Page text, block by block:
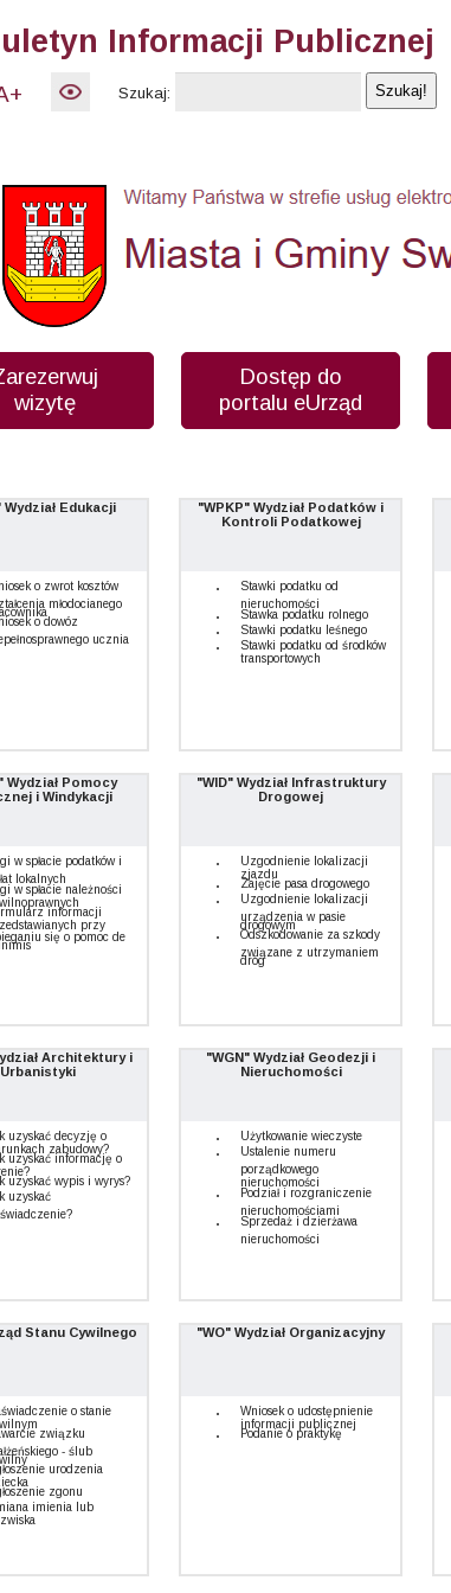
Informacji Publicznej
Szukaj:
wizytę
Dostęp do
portalu eUrząd
Wydział Edukacji
o zwrot kosztów
młodocianego
o dowóz
ucznia
"WPKP" Wydział Podatków i
Kontroli Podatkowej
Stawki podatku od
nieruchomości
Stawka podatku rolnego
Stawki podatku leśnego
Stawki podatku od środków
transportowych
Wydział Pomocy
i Windykacji
w spłacie podatków i
lokalnych
w spłacie należności
informacji
przy
się o pomoc de
"WID" Wydział Infrastruktury
Drogowej
Uzgodnienie lokalizacji
zjazdu
Zajęcie pasa drogowego
Uzgodnienie lokalizacji
urządzenia w pasie
drogowym
Odszkodowanie za szkody
związane z utrzymaniem
dróg
Architektury i
Urbanistyki
uzyskać decyzję o
zabudowy?
uzyskać informację o
uzyskać wypis i wyrys?
uzyskać
"WGN" Wydział Geodezji i
Nieruchomości
Użytkowanie wieczyste
Ustalenie numeru
porządkowego
nieruchomości
Podział i rozgraniczenie
nieruchomościami
Sprzedaż i dzierżawa
nieruchomości
Stanu Cywilnego
o stanie
związku
- ślub
urodzenia
zgonu
imienia lub
"WO" Wydział Organizacyjny
Wniosek o udostępnienie
informacji publicznej
Podanie o praktykę